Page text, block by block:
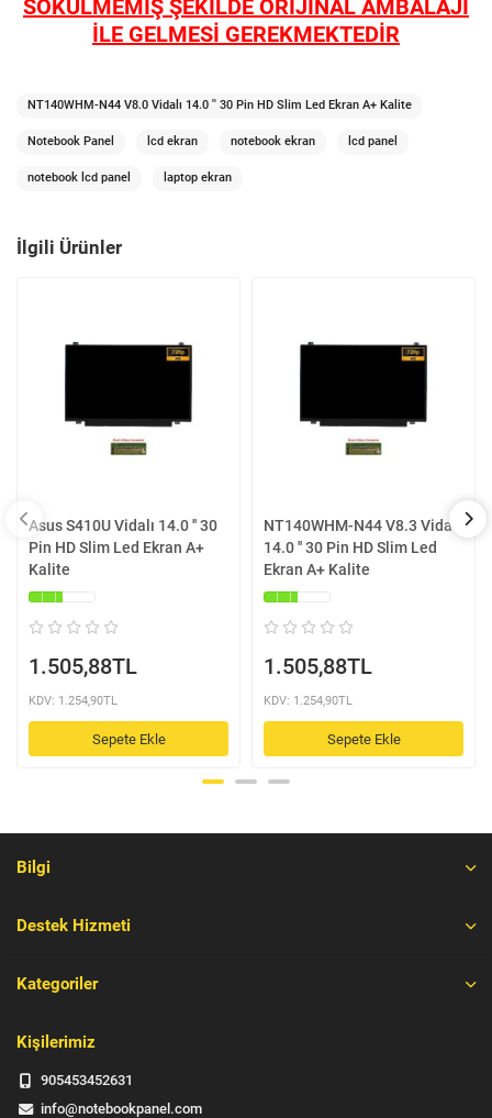
SÖKÜLMEMİŞ ŞEKİLDE ORİJİNAL AMBALAJI
İLE GELMESİ GEREKMEKTEDİR
NT140WHM-N44 V8.0 Vidalı 14.0 '' 30 Pin HD Slim Led Ekran A+ Kalite
Notebook Panel lcd ekran notebook ekran lcd panel
notebook lcd panel laptop ekran
İlgili Ürünler
Asus S410U Vidalı 14.0 '' 30
Pin HD Slim Led Ekran A+
Kalite
1.505,88TL
KDV: 1.254,90TL
Sepete Ekle
NT140WHM-N44 V8.3 Vidalı
14.0 '' 30 Pin HD Slim Led
Ekran A+ Kalite
1.505,88TL
KDV: 1.254,90TL
Sepete Ekle
Bilgi
Destek Hizmeti
Kategoriler
Kişilerimiz
905453452631
info@notebookpanel.com